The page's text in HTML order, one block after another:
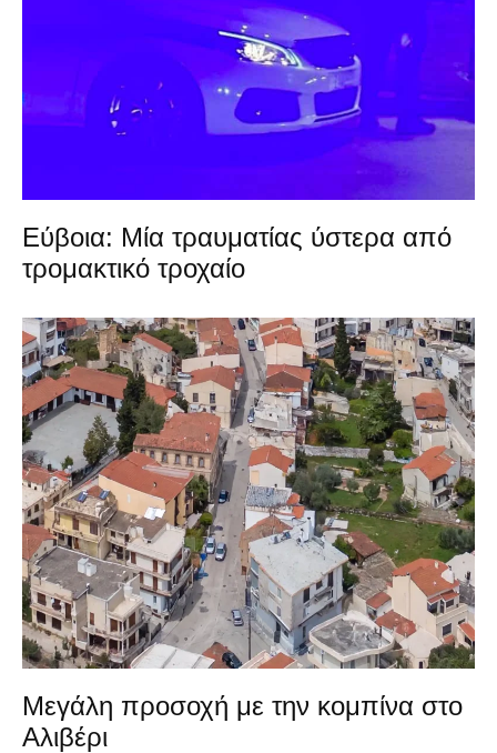
Εύβοια: Μία τραυματίας ύστερα από
τρομακτικό τροχαίο
Μεγάλη προσοχή με την κομπίνα στο
Αλιβέρι